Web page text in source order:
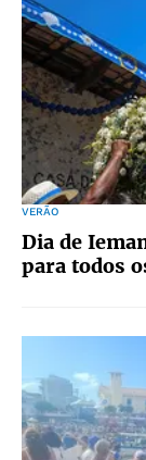
VERÃO
Dia de
para todos